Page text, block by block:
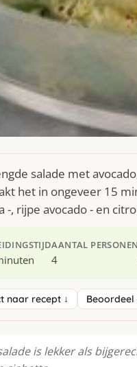
salade met
het in ongeveer 15
-, rijpe avocado - en
AANTAL PERSONEN
4
naar recept ↓
is lekker als